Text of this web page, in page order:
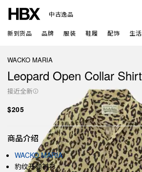
中古逸品
新到货品 品牌 服装 鞋履 配饰 生活
WACKO MARIA
Leopard Open Collar Shirt
接近全新
$205
商品介绍
WACKO MARIA
豹纹开领衬衫